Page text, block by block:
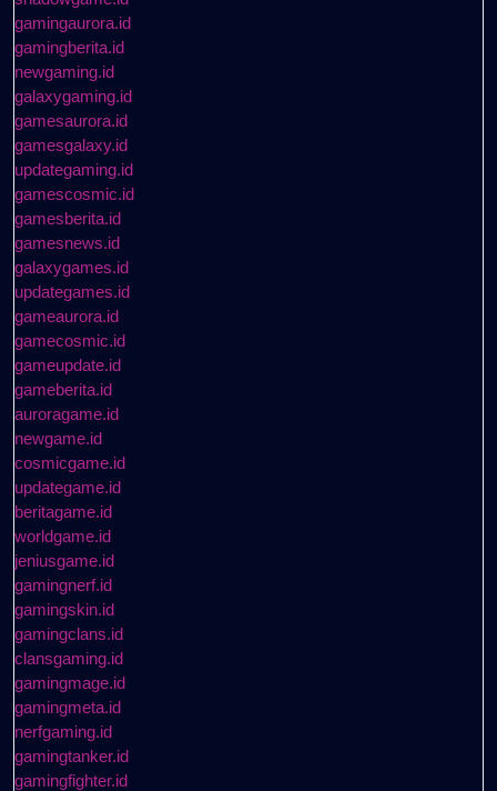
gamingaurora.id
gamingberita.id
newgaming.id
galaxygaming.id
gamesaurora.id
gamesgalaxy.id
updategaming.id
gamescosmic.id
gamesberita.id
gamesnews.id
galaxygames.id
updategames.id
gameaurora.id
gamecosmic.id
gameupdate.id
gameberita.id
auroragame.id
newgame.id
cosmicgame.id
updategame.id
beritagame.id
worldgame.id
jeniusgame.id
gamingnerf.id
gamingskin.id
gamingclans.id
clansgaming.id
gamingmage.id
gamingmeta.id
nerfgaming.id
gamingtanker.id
gamingfighter.id